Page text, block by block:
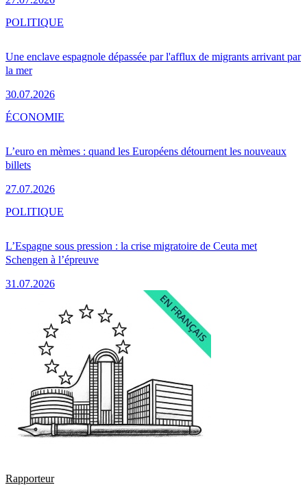
Une enclave espagnole dépassée par l'afflux de migrants arrivant par
la mer
30.07.2026
POLITIQUE
L’euro en mèmes : quand les Européens détournent les nouveaux
billets
27.07.2026
ÉCONOMIE
L’Espagne sous pression : la crise migratoire de Ceuta met
Schengen à l’épreuve
31.07.2026
POLITIQUE
Rapporteur